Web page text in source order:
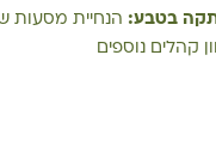
בטבע: הנחיית מסעות
קהלים נוספים